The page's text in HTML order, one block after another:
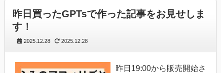
昨日買ったGPTsで作った記事をお見せしま
す！
2025.12.28 2025.12.28
昨日19:00から販売開始さ